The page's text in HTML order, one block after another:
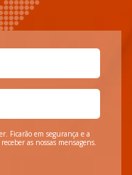
Ficarão em segurança e a
as nossas mensagens.